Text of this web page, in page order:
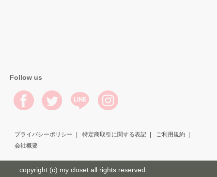
Follow us
プライバシーポリシー 特定商取引に関する表記
ご利用規約
会社概要
copyright (c) my closet all rights reserved.